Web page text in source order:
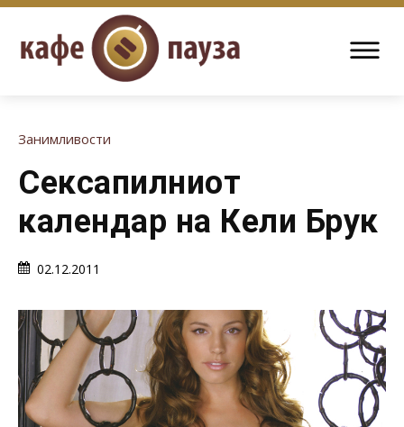
Занимливости
Сексапилниот
календар на Кели Брук
02.12.2011